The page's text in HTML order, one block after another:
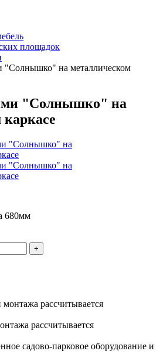
площадок
"Солнышко" на металлическом
"Солнышко" на
680мм
рассчитывается